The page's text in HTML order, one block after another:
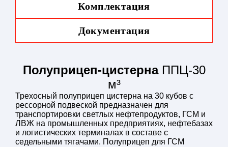
цистерны
30м3 (свидетельство о
Количество секций
1
Сечение цистерны
переменное
днищ
Конструкция цистерны
сварка цистерны –
днища – фланжированные
волнорезы –
люками–лазами, площадь
бронелисты – в зоне
Горловина цистерны
1 шт., люк-лаз Ø500 мм,
Указатель уровня
смотровое окно на горловине
Комплектация
Документация
Полуприцеп-цистерна ППЦ-30
м³
Трехосный полуприцеп цистерна на 30 кубов с
рессорной подвеской предназначен для
транспортировки светлых нефтепродуктов, ГСМ и
ЛВЖ на промышленных предприятиях, нефтебазах
и логистических терминалах в составе с
седельными тягачами. Полуприцеп для ГСМ